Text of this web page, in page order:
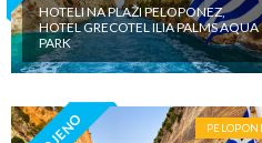
HOTELI NA PLAŽI PELOPONEZ,
HOTEL GRECOTEL ILIA PALMS AQUA
PARK